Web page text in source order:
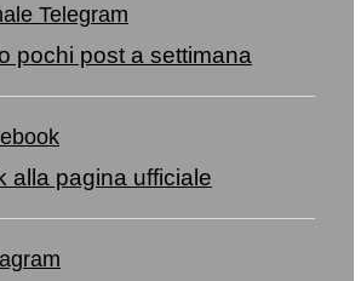
Telegram
pochi post a settimana
alla pagina ufficiale